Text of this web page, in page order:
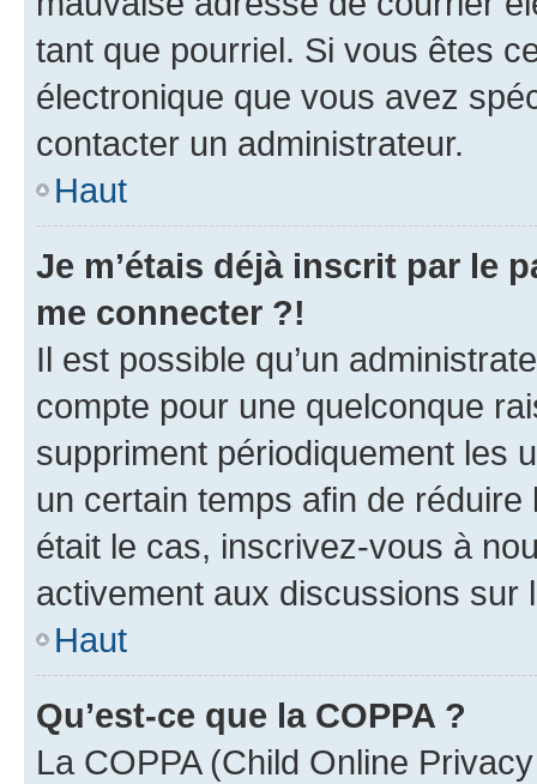
tant que pourriel. Si vous êtes
électronique que vous avez
contacter un administrateur.
Haut
Je m’étais déjà inscrit par le
me connecter ?!
Il est possible qu’un
compte pour une quelconque
suppriment périodiquement les
un certain temps afin de
était le cas, inscrivez-vous à
activement aux discussions sur
Haut
Qu’est-ce que la COPPA ?
La COPPA (Child Online